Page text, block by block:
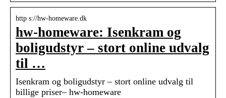
http s://hw-homeware.dk
hw-homeware: Isenkram og
boligudstyr – stort online udvalg
til …
Isenkram og boligudstyr – stort online udvalg til
billige priser– hw-homeware